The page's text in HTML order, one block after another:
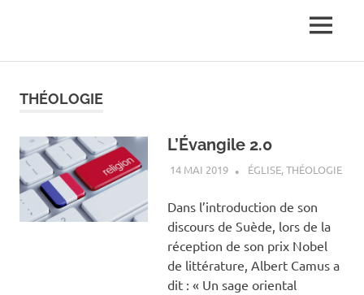
MENU
THÉOLOGIE
L’Évangile 2.0
14 MAI 2019 ANTOINE NOUIS
ÉGLISE,THÉOLOGIE
Dans l’introduction de son
discours de Suède, lors de la
réception de son prix Nobel
de littérature, Albert Camus a
dit : « Un sage oriental